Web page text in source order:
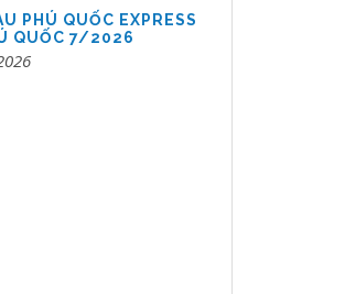
PHÚ QUỐC EXPRESS
QUỐC 7/2026